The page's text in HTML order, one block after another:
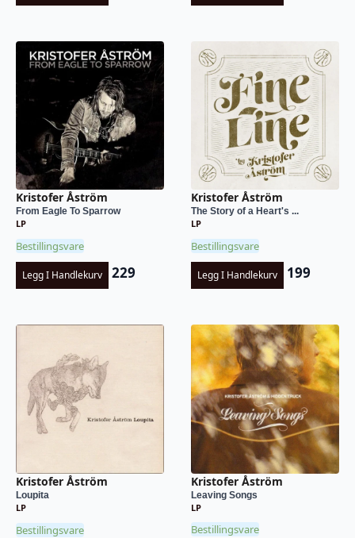
Kristofer Åström
From Eagle To Sparrow
LP
Bestillingsvare
Legg I Handlekurv 229
Kristofer Åström
The Story of a Heart's ...
LP
Bestillingsvare
Legg I Handlekurv 199
Kristofer Åström
Loupita
LP
Bestillingsvare
Kristofer Åström
Leaving Songs
LP
Bestillingsvare